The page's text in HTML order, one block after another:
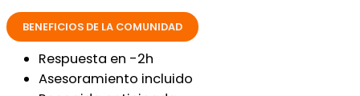
BENEFICIOS DE LA COMUNIDAD
Respuesta en -2h
Asesoramiento incluido